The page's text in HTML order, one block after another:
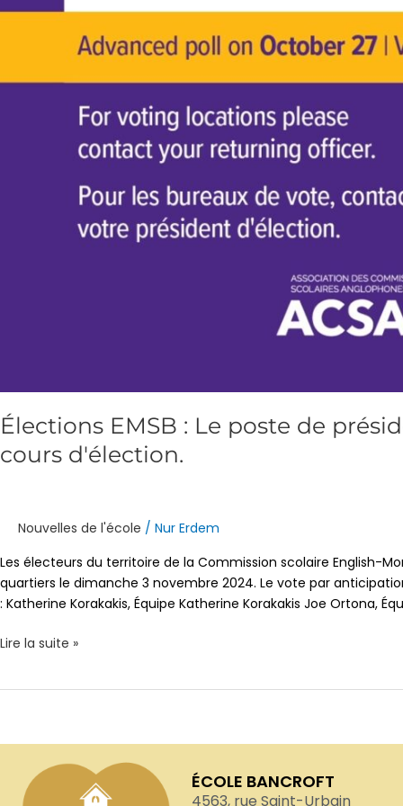
Élections EMSB : Le poste de
cours d'élection.
Nouvelles de l'école / Nur Erdem
Les électeurs du territoire de la Commission scolaire English-
quartiers le dimanche 3 novembre 2024. Le vote par
: Katherine Korakakis, Équipe Katherine Korakakis Joe Ortona,
Lire la suite »
ÉCOLE BANCROFT
4563, rue Saint-Urbain